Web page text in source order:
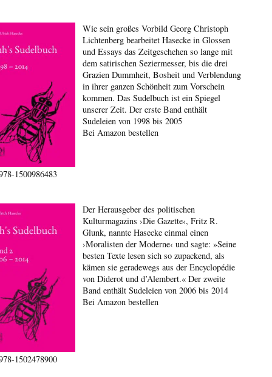
1500986483
Wie sein großes Vorbild Georg Christoph
Lichtenberg bearbeitet Hasecke in Glossen
und Essays das Zeitgeschehen so lange mit
dem satirischen Seziermesser, bis die drei
Grazien Dummheit, Bosheit und Verblendung
in ihrer ganzen Schönheit zum Vorschein
kommen. Das Sudelbuch ist ein Spiegel
unserer Zeit. Der erste Band enthält
Sudeleien von 1998 bis 2005
Bei Amazon bestellen
1502478900
Der Herausgeber des politischen
Kulturmagazins ›Die Gazette‹, Fritz R.
Glunk, nannte Hasecke einmal einen
›Moralisten der Moderne‹ und sagte: »Seine
besten Texte lesen sich so zupackend, als
kämen sie geradewegs aus der Encyclopédie
von Diderot und d’Alembert.« Der zweite
Band enthält Sudeleien von 2006 bis 2014
Bei Amazon bestellen